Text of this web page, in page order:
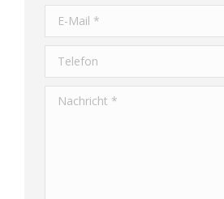
E-Mail *
Telefon
Nachricht *